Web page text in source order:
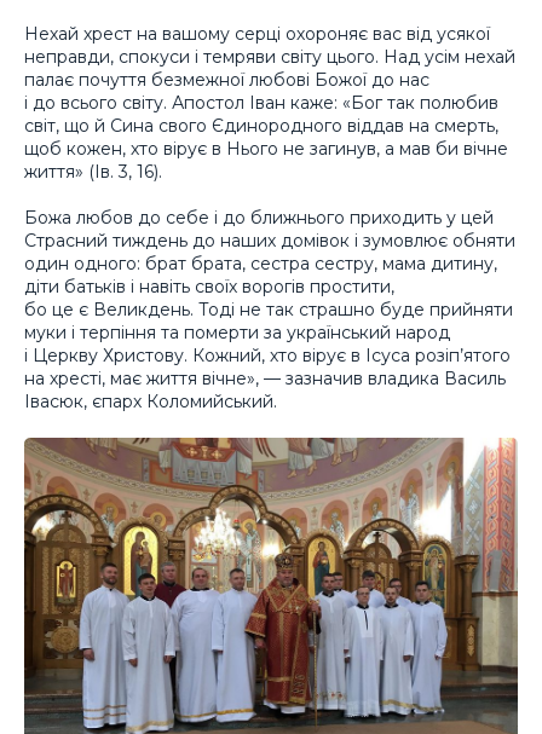
Нехай хрест на вашому серці охороняє вас від усякої
неправди, спокуси і темряви світу цього. Над усім нехай
палає почуття безмежної любові Божої до нас
і до всього світу. Апостол Іван каже: «Бог так полюбив
світ, що й Сина свого Єдинородного віддав на смерть,
щоб кожен, хто вірує в Нього не загинув, а мав би вічне
життя» (Ів. 3, 16).
Божа любов до себе і до ближнього приходить у цей
Страсний тиждень до наших домівок і зумовлює обняти
один одного: брат брата, сестра сестру, мама дитину,
діти батьків і навіть своїх ворогів простити,
бо це є Великдень. Тоді не так страшно буде прийняти
муки і терпіння та померти за український народ
і Церкву Христову. Кожний, хто вірує в Ісуса розіп’ятого
на хресті, має життя вічне», — зазначив владика Василь
Івасюк, єпарх Коломийський.